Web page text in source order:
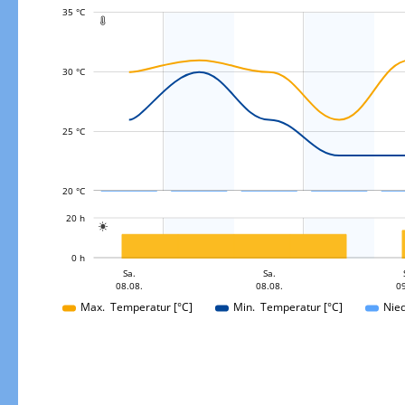

20 °C
35 °C
30 °C
25 °C

0 h
20 h
Sa.
08.08.
Sa.
08.08.
Max. Temperatur [°C]
Min. Temperatur [°C]